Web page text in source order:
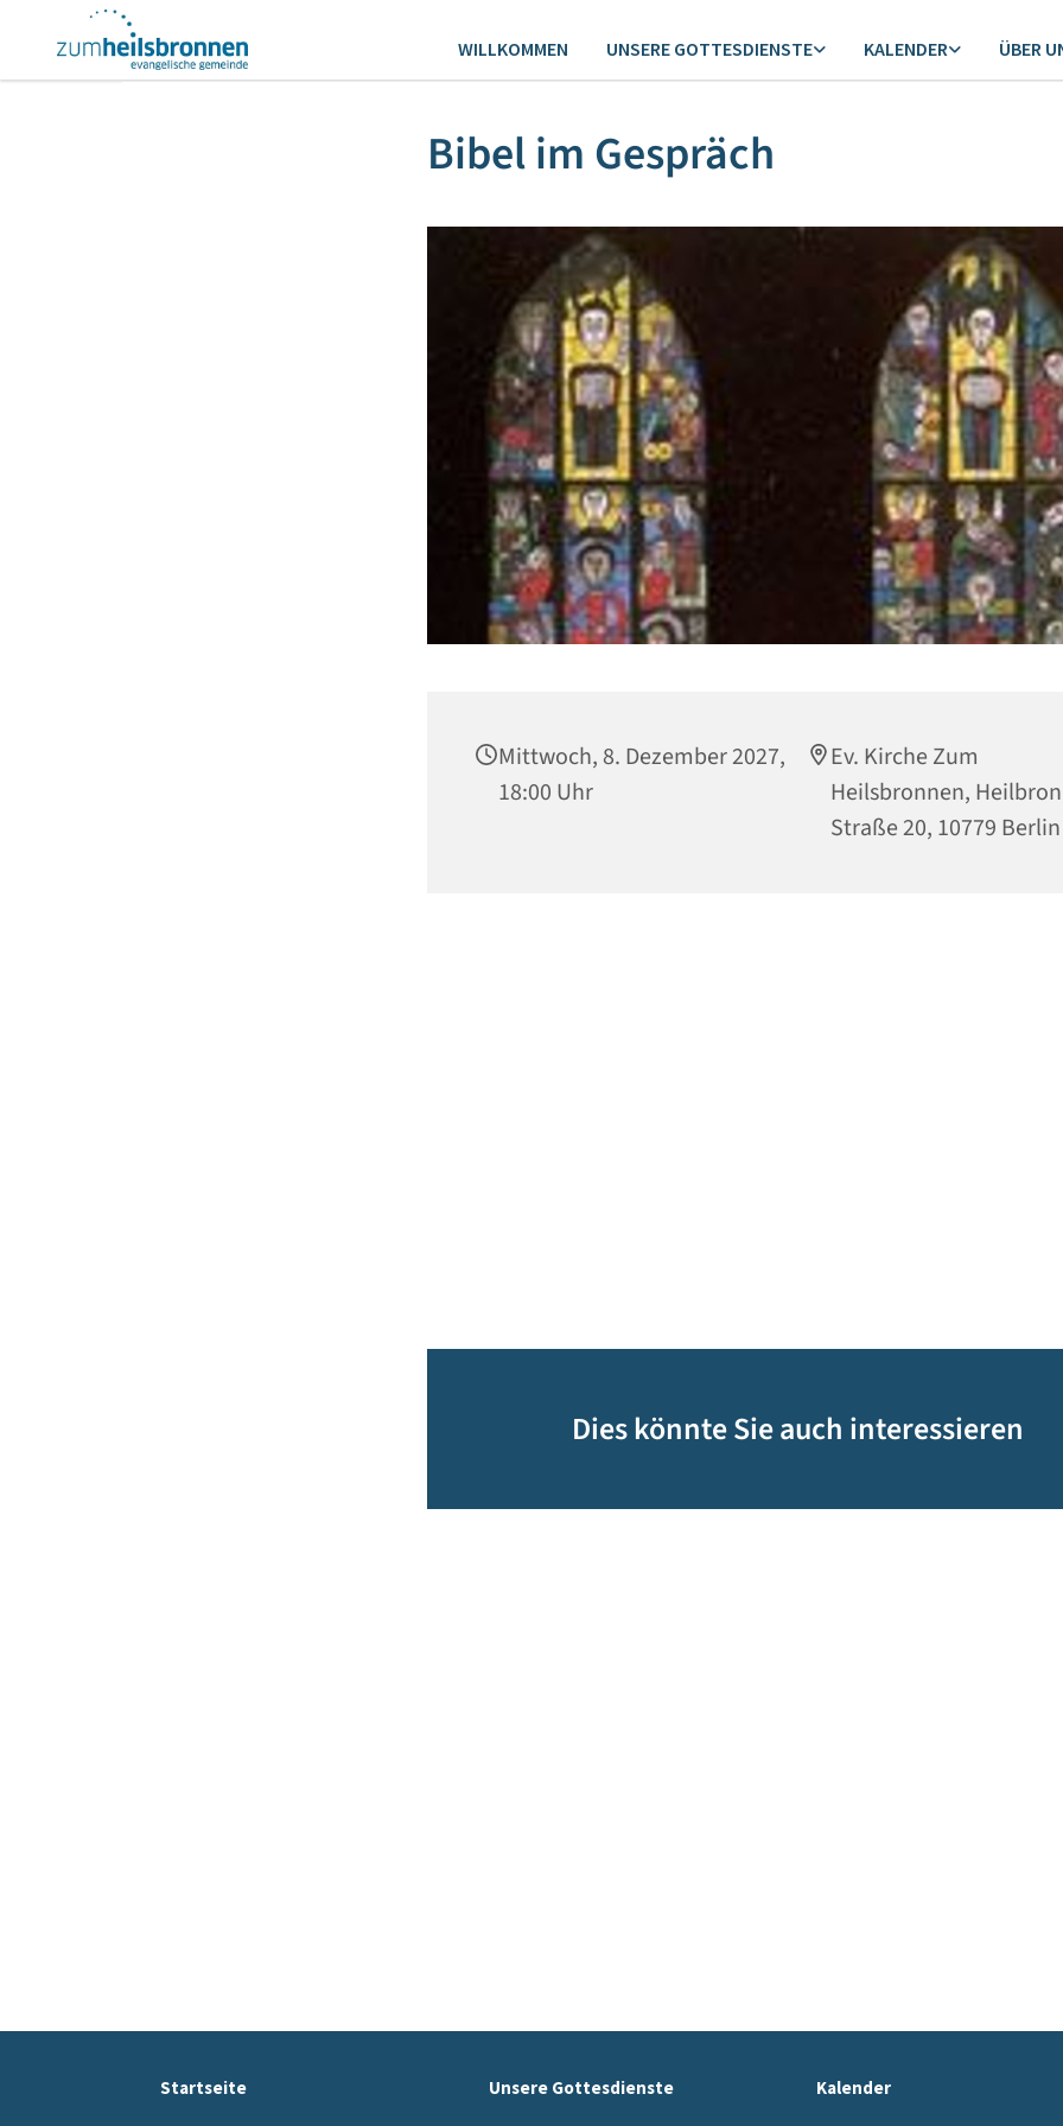
WILLKOMMEN UNSERE GOTTESDIENSTE KALENDER ÜBER
Bibel im Gespräch
Mittwoch, 8. Dezember 2027,
18:00 Uhr
Ev. Kirche Zum
Heilsbronnen,
Straße 20, 10779 Berlin
Dies könnte Sie auch interessieren
Startseite Unsere Gottesdienste Kalender